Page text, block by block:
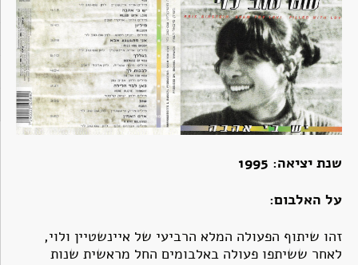
שנת יציאה: 1995
על האלבום:
זהו שיתוף הפעולה המלא הרביעי של איינשטיין ולוי,
לאחר ששיתפו פעולה באלבומים החל מראשית שנות